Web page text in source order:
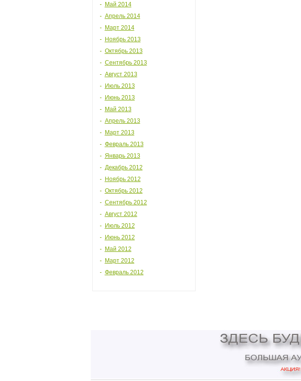
Май 2014
Апрель 2014
Март 2014
Ноябрь 2013
Октябрь 2013
Сентябрь 2013
Август 2013
Июль 2013
Июнь 2013
Май 2013
Апрель 2013
Март 2013
Февраль 2013
Январь 2013
Декабрь 2012
Ноябрь 2012
Октябрь 2012
Сентябрь 2012
Август 2012
Июль 2012
Июнь 2012
Май 2012
Март 2012
Февраль 2012